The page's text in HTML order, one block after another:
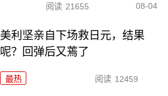
阅读 21655 08-04
美利坚亲自下场救日元，结果
呢？回弹后又蔫了
最热 阅读 12459